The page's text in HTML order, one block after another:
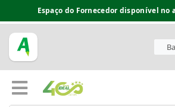
Espaço do Fornecedor disponível no